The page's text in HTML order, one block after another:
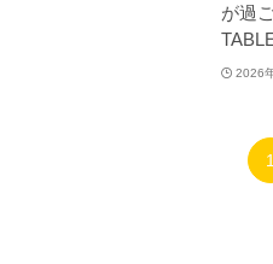
が過
2026